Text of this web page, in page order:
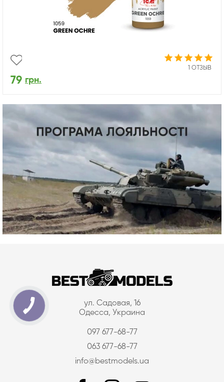
1 ОТЗЫВ
79 грн.
ул. Садовая, 16
Одесса, Украина
097 677-68-77
063 677-68-77
info@bestmodels.ua